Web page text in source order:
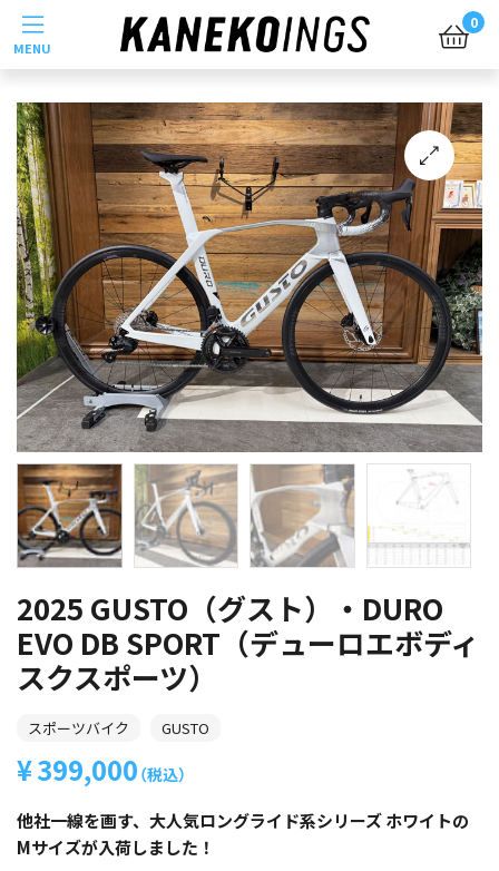
0
Menu
🔍
2025 GUSTO（グスト）・DURO
EVO DB SPORT（デューロエボディ
スクスポーツ）
スポーツバイク GUSTO
399,000（税込）
他社一線を画す、大人気ロングライド系シリーズ ホワイトの
Mサイズが入荷しました！